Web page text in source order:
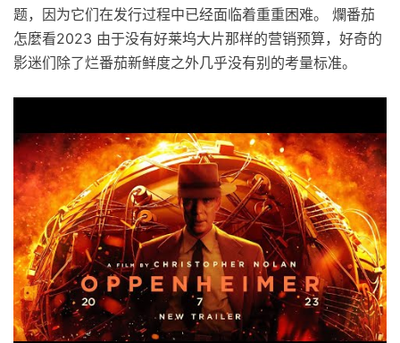
题，因为它们在发行过程中已经面临着重重困难。 爛番茄
怎麼看2023 由于没有好莱坞大片那样的营销预算，好奇的
影迷们除了烂番茄新鲜度之外几乎没有别的考量标准。